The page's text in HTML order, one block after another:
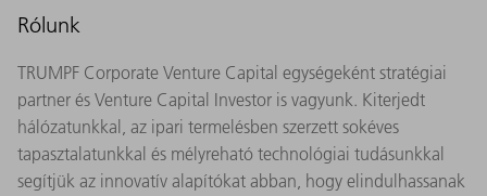
Rólunk
TRUMPF Corporate Venture Capital egységeként stratégiai
partner és Venture Capital Investor is vagyunk. Kiterjedt
hálózatunkkal, az ipari termelésben szerzett sokéves
tapasztalatunkkal és mélyreható technológiai tudásunkkal
segítjük az innovatív alapítókat abban, hogy elindulhassanak